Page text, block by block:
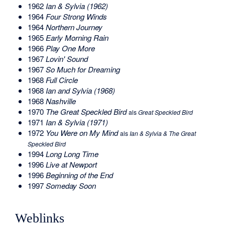
1962 Ian & Sylvia (1962)
1964 Four Strong Winds
1964Northern Journey
1965 Early Morning Rain
1966 Play One More
1967Lovin' Sound
1967So Much for Dreaming
1968 Full Circle
1968 Ian and Sylvia (1968)
1968Nashville
1970 The Great Speckled Bird alsGreat Speckled Bird
1971 Ian & Sylvia (1971)
1972 You Were on My Mind als Ian & Sylvia & The Great
Speckled Bird
1994Long Long Time
1996Live at Newport
1996Beginning of the End
1997Someday Soon
Weblinks